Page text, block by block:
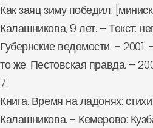
Как заяц зиму победил:
Калашникова, 9 лет. – Текст:
Губернские ведомости. –
то же: Пестовская правда. –
7.
Книга. Время на ладонях:
Калашникова. - Кемерово: